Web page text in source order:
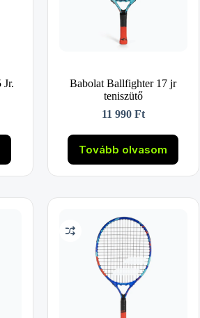
Jr.
Babolat Ballfighter 17 jr
teniszütő
11 990 Ft
Tovább olvasom